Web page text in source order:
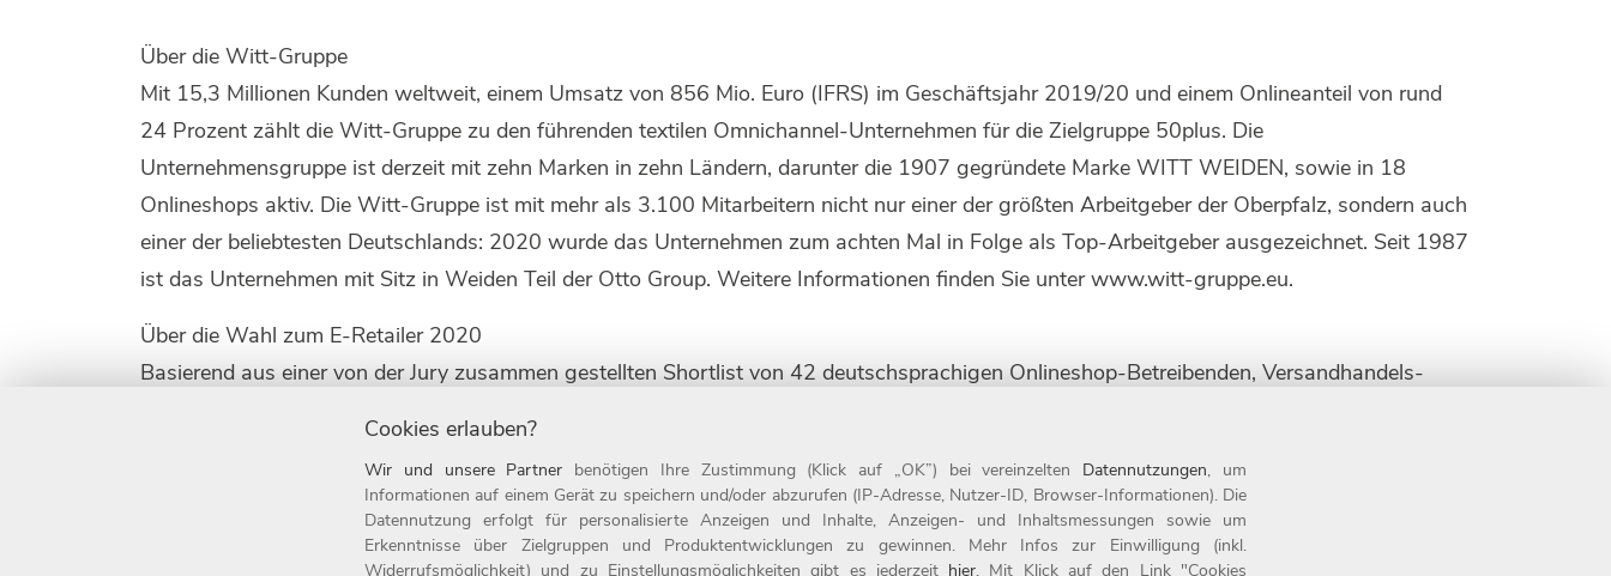
Über die Witt-Gruppe
Mit 15,3 Millionen Kunden weltweit, einem Umsatz von 856 Mio. Euro (IFRS) im Geschäftsjahr 2019/20 und einem Onlineanteil von rund
24 Prozent zählt die Witt-Gruppe zu den führenden textilen Omnichannel-Unternehmen für die Zielgruppe 50plus. Die
Unternehmensgruppe ist derzeit mit zehn Marken in zehn Ländern, darunter die 1907 gegründete Marke WITT WEIDEN, sowie in 18
Onlineshops aktiv. Die Witt-Gruppe ist mit mehr als 3.100 Mitarbeitern nicht nur einer der größten Arbeitgeber der Oberpfalz, sondern auch
einer der beliebtesten Deutschlands: 2020 wurde das Unternehmen zum achten Mal in Folge als Top-Arbeitgeber ausgezeichnet. Seit 1987
ist das Unternehmen mit Sitz in Weiden Teil der Otto Group. Weitere Informationen finden Sie unter www.witt-gruppe.eu.
Über die Wahl zum E-Retailer 2020
Basierend aus einer von der Jury zusammen gestellten Shortlist von 42 deutschsprachigen Onlineshop-Betreibenden, Versandhandels-
Retailer vergeben, die im deutschsprachigen Europa aktiv sind. Jury-Mitglieder waren 2020 neben Redaktionsmitgliedern unter anderem
Christian Otto Grötsch, Gründer und Geschäftsführer DotSource GmbH, und Martin Groß-Albenhausen, stellvertretender
Hauptgeschäftsführer Bundesverband E-Commerce und Versandhandel Deutschland e.V. (bevh).
Cookies erlauben?
Wir und unsere Partner benötigen Ihre Zustimmung (Klick auf „OK”) bei vereinzelten Datennutzungen, um
Informationen auf einem Gerät zu speichern und/oder abzurufen (IP-Adresse, Nutzer-ID, Browser-Informationen). Die
Datennutzung erfolgt für personalisierte Anzeigen und Inhalte, Anzeigen- und Inhaltsmessungen sowie um
Erkenntnisse über Zielgruppen und Produktentwicklungen zu gewinnen. Mehr Infos zur Einwilligung (inkl.
Widerrufsmöglichkeit) und zu Einstellungsmöglichkeiten gibt es jederzeit hier. Mit Klick auf den Link "Cookies